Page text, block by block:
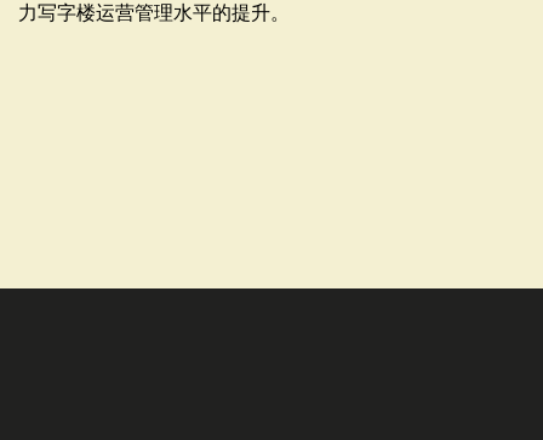
力写字楼运营管理水平的提升。